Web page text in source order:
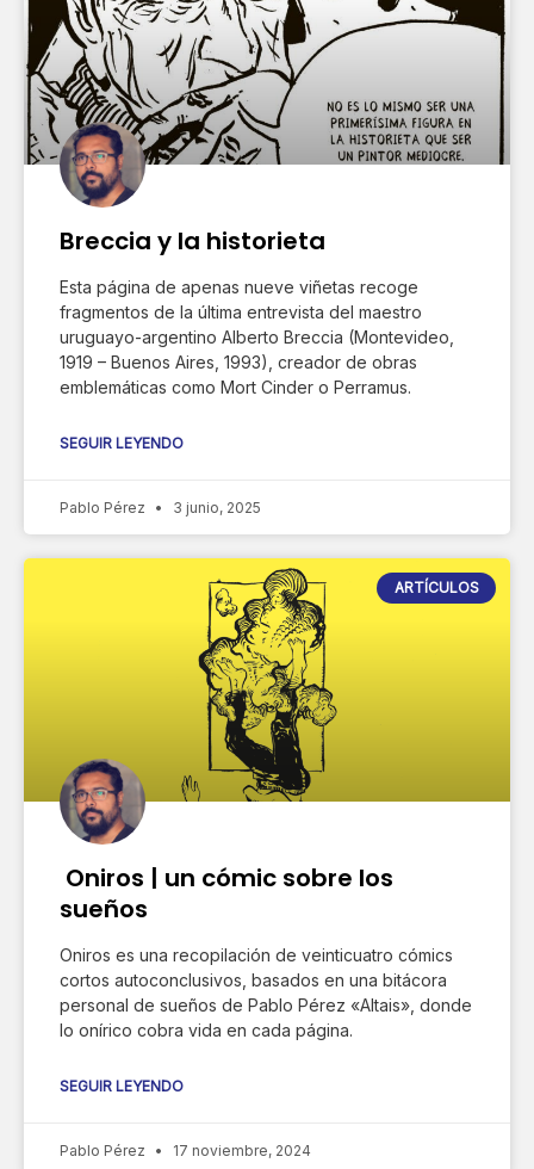
Breccia y la historieta
Esta página de apenas nueve viñetas recoge
fragmentos de la última entrevista del maestro
uruguayo-argentino Alberto Breccia (Montevideo,
1919 – Buenos Aires, 1993), creador de obras
emblemáticas como Mort Cinder o Perramus.
SEGUIR LEYENDO
Pablo Pérez 3 junio, 2025
ARTÍCULOS
Oniros | un cómic sobre los
sueños
Oniros es una recopilación de veinticuatro cómics
cortos autoconclusivos, basados en una bitácora
personal de sueños de Pablo Pérez «Altais», donde
lo onírico cobra vida en cada página.
SEGUIR LEYENDO
Pablo Pérez 17 noviembre, 2024